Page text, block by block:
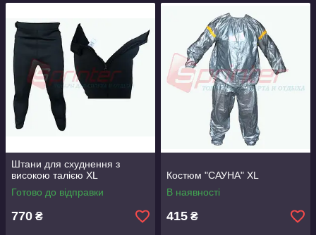
Штани для схуднення з
високою талією XL
Готово до відправки
770 ₴
Костюм "САУНА" XL
В наявності
415 ₴